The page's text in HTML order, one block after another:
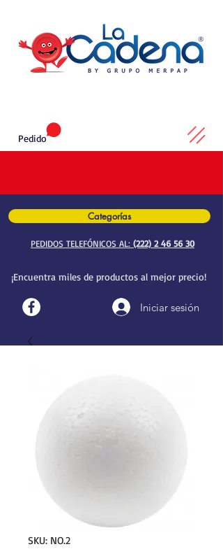
Categorías
PEDIDOS TELEFÓNICOS AL: (222) 2 46 56 30
¡Encuentra miles de productos al mejor precio!
Iniciar sesión
Pedido
SKU: NO.2